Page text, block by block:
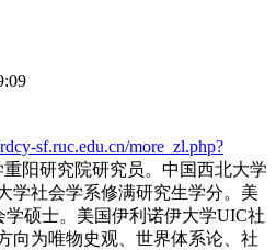
sf.ruc.edu.cn/more_zl.php?
阳研究院研究员。中国西北大学
学社会学系修满研究生学分。美
学硕士。美国伊利诺伊大学UIC社
向为唯物史观、世界体系论、社